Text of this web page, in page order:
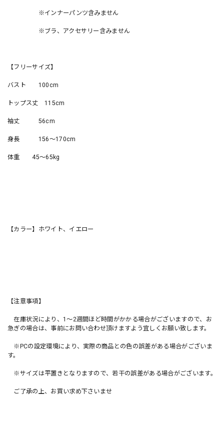
※インナーパンツ含みません
※ブラ、アクセサリー含みません
【フリーサイズ】
バスト 100cm
トップス丈 115cm
袖丈 56cm
身長 156〜170cm
体重 45〜65kg
【カラー】ホワイト、イエロー
【注意事項】
在庫状況により、1〜2週間ほど時間がかかる場合がございますので、お
急ぎの場合は、事前にお問い合わせ頂けますよう宜しくお願い致します。
※PCの設定環境により、実際の商品との色の誤差がある場合がございま
す。
※サイズは平置きとなりますので、若干の誤差がある場合がございます。
ご了承の上、お買い求め下さいませ